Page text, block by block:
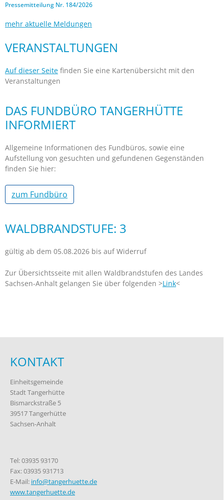
Pressemitteilung Nr. 184/2026
mehr aktuelle Meldungen
VERANSTALTUNGEN
Auf dieser Seite finden Sie eine Kartenübersicht mit den
Veranstaltungen
DAS FUNDBÜRO TANGERHÜTTE
INFORMIERT
Allgemeine Informationen des Fundbüros, sowie eine
Aufstellung von gesuchten und gefundenen Gegenständen
finden Sie hier:
zum Fundbüro
WALDBRANDSTUFE: 3
gültig ab dem 05.08.2026 bis auf Widerruf
Zur Übersichtsseite mit allen Waldbrandstufen des Landes
Sachsen-Anhalt gelangen Sie über folgenden >Link<
KONTAKT
Einheitsgemeinde
Stadt Tangerhütte
Bismarckstraße 5
39517 Tangerhütte
Sachsen-Anhalt
Tel: 03935 93170
Fax: 03935 931713
E-Mail: info@tangerhuette.de
www.tangerhuette.de